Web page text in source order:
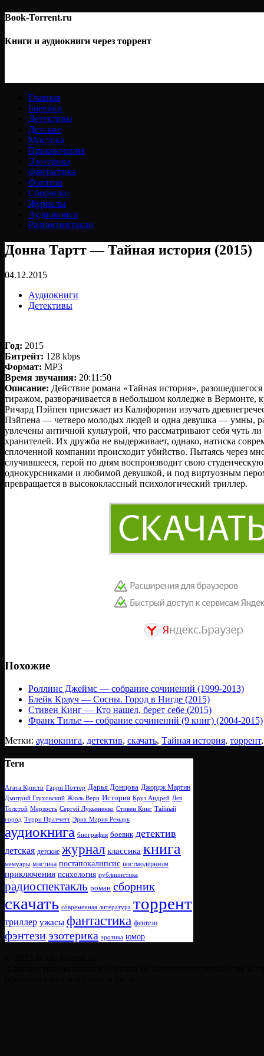
Book-Torrent.ru
Книги и аудиокниги через торрент
Главная
Боевики
Детективы
Детские
Мистика
Приключения
Эзотерика
Фантастика
Фэнтези
Сборники
Журналы
Аудиокниги
Радиоспектакли
Донна Тартт — Тайная история (2015)
04.12.2015
Аудиокниги
Детективы
Год: 2015
Битрейт: 128 kbps
Формат: MP3
Время звучания: 20:11:50
Описание: Действие романа «Тайная история»,
тиражом, разворачивается в небольшом колледже в Вермонте,
Ричард Пэйпен приезжает из Калифорнии изучать
Пэйпена — четверо молодых людей и одна девушка — умны,
увлечены античной культурой, что рассматривают себя чуть
хранителей. Их дружба не выдерживает, однако, натиска
сплоченной компании происходит убийство. Пытаясь через
случившееся, герой по дням воспроизводит свою
однокурсниками и любимой девушкой, и под виртуозным
превращается в высококлассный психологический триллер.
Похожие
Роллинс Джеймс — собрание сочинений (1999-2013)
Блейк Крауч — Сосны. Город в Нигде (2015)
Стивен Кинг — Кто нашел, берет себе (2015)
Франк Тилье — собрание сочинений (9 книг) (2004-2015)
Метки: аудиокнига, детектив, скачать, Тайная история, торрент
Теги
Агата Кристи Гарри Поттер Дарья Донцова Джордж Мартин
Дмитрий Глуховский Жюль Верн История Круз Андрей Лев
Толстой Мерзость Сергей Лукьяненко Стивен Кинг Тайный
город Терри Пратчетт Эрих Мария Ремарк
аудиокнига биография боевик детектив
детская детские журнал классика книга
мемуары мистика постапокалипсис постмодернизм
приключения психология публицистика
радиоспектакль роман сборник
скачать современная литература торрент
триллер ужасы фантастика фентези
фэнтези эзотерика эротика юмор